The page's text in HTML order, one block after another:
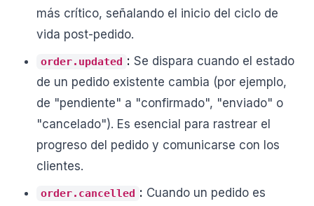
más crítico, señalando el inicio del ciclo de
vida post-pedido.
order.updated : Se dispara cuando el estado
de un pedido existente cambia (por ejemplo,
de "pendiente" a "confirmado", "enviado" o
"cancelado"). Es esencial para rastrear el
progreso del pedido y comunicarse con los
clientes.
order.cancelled : Cuando un pedido es